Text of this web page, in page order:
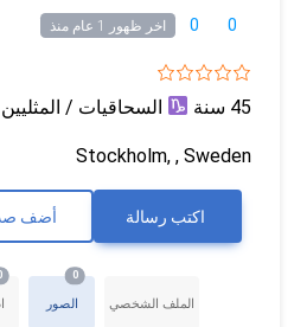
0 0 اخر ظهور 1 عام منذ
45 سنة السحاقيات / المثليين
Stockholm, , Sweden
اكتب رسالة أضف
الملف الشخصي الصور
0